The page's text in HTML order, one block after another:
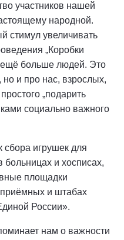
участников нашей
народной.
стимул увеличивать
„Коробки
ещё больше людей. Это
но и про нас, взрослых,
„подарить
социально важного
сбора игрушек для
больницах и хосписах,
площадки
и штабах
России».
нам о важности